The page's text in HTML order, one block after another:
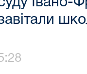
Івано-